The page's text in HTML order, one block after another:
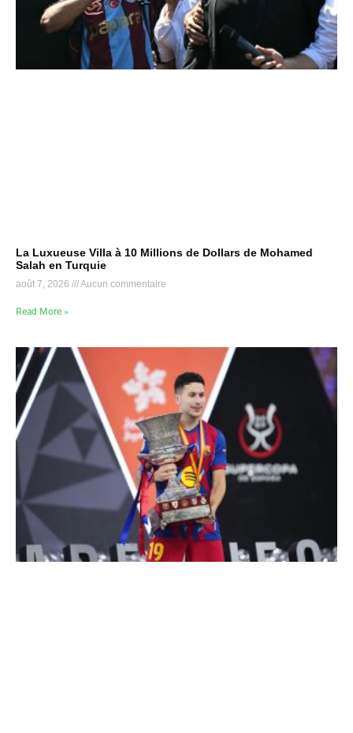
La Luxueuse Villa à 10 Millions de Dollars de Mohamed
Salah en Turquie
août 7, 2026 Aucun commentaire
Read More »